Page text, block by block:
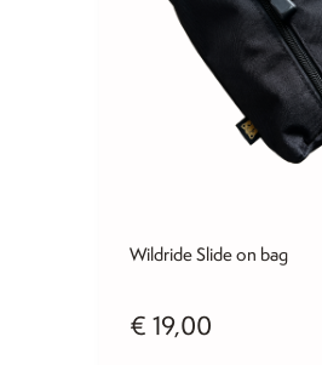
Wildride Slide on bag
€ 19,00